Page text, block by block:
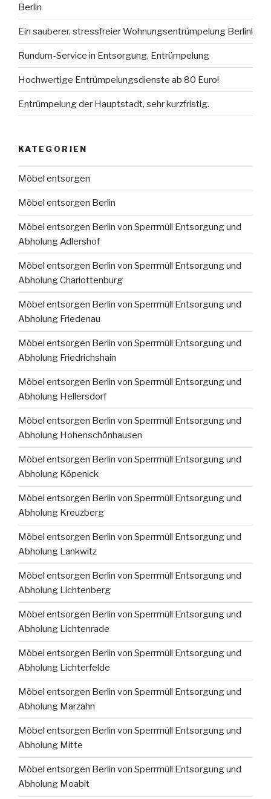
Berlin
Ein sauberer, stressfreier Wohnungsentrümpelung Berlin!
Rundum-Service in Entsorgung, Entrümpelung
Hochwertige Entrümpelungsdienste ab 80 Euro!
Entrümpelung der Hauptstadt, sehr kurzfristig.
KATEGORIEN
Möbel entsorgen
Möbel entsorgen Berlin
Möbel entsorgen Berlin von Sperrmüll Entsorgung und
Abholung Adlershof
Möbel entsorgen Berlin von Sperrmüll Entsorgung und
Abholung Charlottenburg
Möbel entsorgen Berlin von Sperrmüll Entsorgung und
Abholung Friedenau
Möbel entsorgen Berlin von Sperrmüll Entsorgung und
Abholung Friedrichshain
Möbel entsorgen Berlin von Sperrmüll Entsorgung und
Abholung Hellersdorf
Möbel entsorgen Berlin von Sperrmüll Entsorgung und
Abholung Hohenschönhausen
Möbel entsorgen Berlin von Sperrmüll Entsorgung und
Abholung Köpenick
Möbel entsorgen Berlin von Sperrmüll Entsorgung und
Abholung Kreuzberg
Möbel entsorgen Berlin von Sperrmüll Entsorgung und
Abholung Lankwitz
Möbel entsorgen Berlin von Sperrmüll Entsorgung und
Abholung Lichtenberg
Möbel entsorgen Berlin von Sperrmüll Entsorgung und
Abholung Lichtenrade
Möbel entsorgen Berlin von Sperrmüll Entsorgung und
Abholung Lichterfelde
Möbel entsorgen Berlin von Sperrmüll Entsorgung und
Abholung Marzahn
Möbel entsorgen Berlin von Sperrmüll Entsorgung und
Abholung Mitte
Möbel entsorgen Berlin von Sperrmüll Entsorgung und
Abholung Moabit